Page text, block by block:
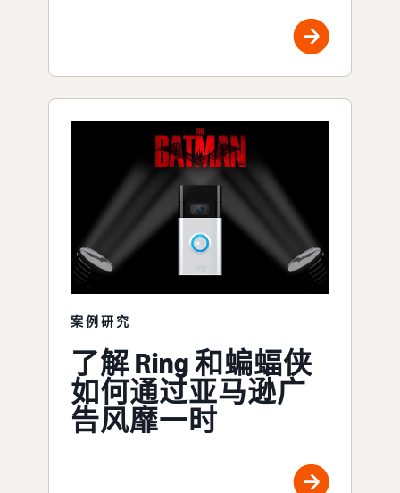
案例研究
了解 Ring 和蝙蝠侠
如何通过亚马逊广
告风靡一时